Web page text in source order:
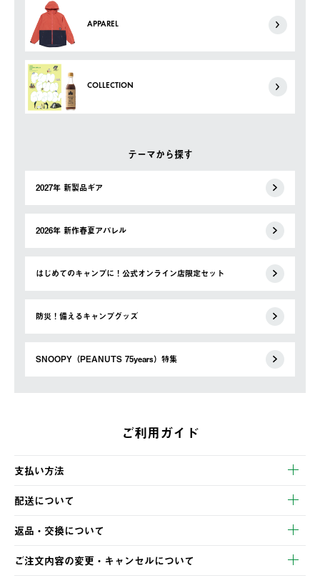
APPAREL
COLLECTION
テーマから探す
2027年 新製品ギア
2026年 新作春夏アパレル
はじめてのキャンプに！公式オンライン店限定セット
防災！備えるキャンプグッズ
SNOOPY（PEANUTS 75years）特集
ご利用ガイド
支払い方法
以下のいずれかの方法でお支払いいただけます。
・クレジットカード決済
・コンビニ決済
・Pay-easy決済
配送について
【発送スケジュール】
ご注文・ご入金完了より2営業日以内に商品を発送いたします。
土日祝の発送はございませんので、木曜日以降のご注文は週明け
の発送となる場合がございます。
返品・交換について
※お客様都合の場合
ご注文内容の変更・キャンセルについて